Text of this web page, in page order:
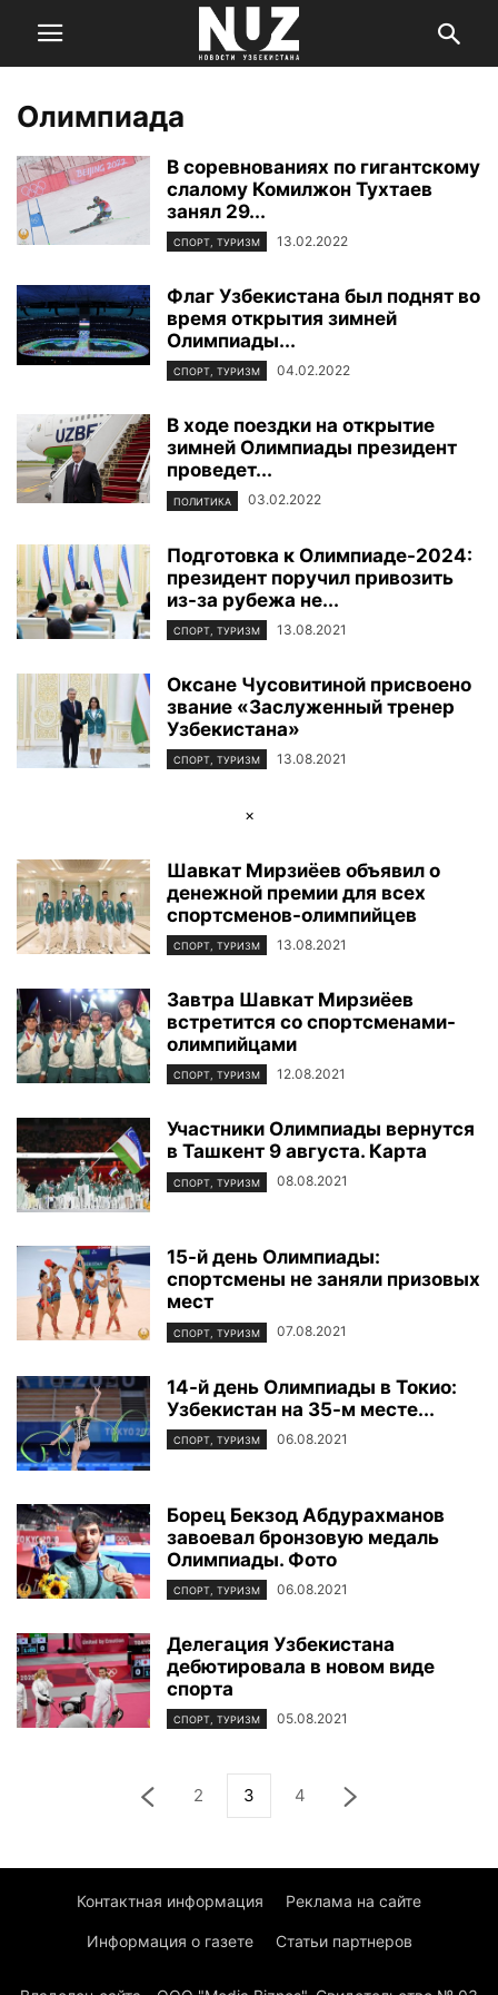
Олимпиада
В соревнованиях по гигантскому
слалому Комилжон Тухтаев
занял 29...
СПОРТ, ТУРИЗМ 13.02.2022
Флаг Узбекистана был поднят во
время открытия зимней
Олимпиады...
СПОРТ, ТУРИЗМ 04.02.2022
В ходе поездки на открытие
зимней Олимпиады президент
проведет...
ПОЛИТИКА 03.02.2022
Подготовка к Олимпиаде-2024:
президент поручил привозить
из-за рубежа не...
СПОРТ, ТУРИЗМ 13.08.2021
Оксане Чусовитиной присвоено
звание «Заслуженный тренер
Узбекистана»
СПОРТ, ТУРИЗМ 13.08.2021
×
Шавкат Мирзиёев объявил о
денежной премии для всех
спортсменов-олимпийцев
СПОРТ, ТУРИЗМ 13.08.2021
Завтра Шавкат Мирзиёев
встретится со спортсменами-
олимпийцами
СПОРТ, ТУРИЗМ 12.08.2021
Участники Олимпиады вернутся
в Ташкент 9 августа. Карта
СПОРТ, ТУРИЗМ 08.08.2021
15-й день Олимпиады:
спортсмены не заняли призовых
мест
СПОРТ, ТУРИЗМ 07.08.2021
14-й день Олимпиады в Токио:
Узбекистан на 35-м месте...
СПОРТ, ТУРИЗМ 06.08.2021
Борец Бекзод Абдурахманов
завоевал бронзовую медаль
Олимпиады. Фото
СПОРТ, ТУРИЗМ 06.08.2021
Делегация Узбекистана
дебютировала в новом виде
спорта
СПОРТ, ТУРИЗМ 05.08.2021
2 3 4
Контактная информация Реклама на сайте
Информация о газете Статьи партнеров